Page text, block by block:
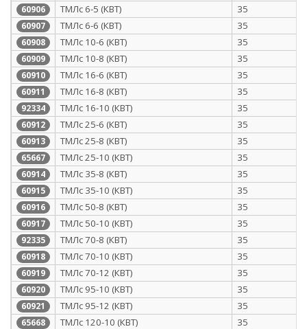
60906 ТМЛс 6-5 (КВТ) 35
60907 ТМЛс 6-6 (КВТ) 35
60908 ТМЛс 10-6 (КВТ) 35
60909 ТМЛс 10-8 (КВТ) 35
60910 ТМЛс 16-6 (КВТ) 35
60911 ТМЛс 16-8 (КВТ) 35
92334 ТМЛс 16-10 (КВТ) 35
60912 ТМЛс 25-6 (КВТ) 35
60913 ТМЛс 25-8 (КВТ) 35
65667 ТМЛс 25-10 (КВТ) 35
60914 ТМЛс 35-8 (КВТ) 35
60915 ТМЛс 35-10 (КВТ) 35
60916 ТМЛс 50-8 (КВТ) 35
60917 ТМЛс 50-10 (КВТ) 35
92335 ТМЛс 70-8 (КВТ) 35
60918 ТМЛс 70-10 (КВТ) 35
60919 ТМЛс 70-12 (КВТ) 35
60920 ТМЛс 95-10 (КВТ) 35
60921 ТМЛс 95-12 (КВТ) 35
65668 ТМЛс 120-10 (КВТ) 35